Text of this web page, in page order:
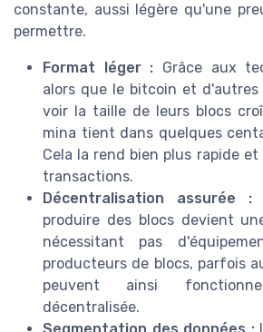
constante, aussi légère qu'une
permettre.
Format léger : Grâce aux
alors que le bitcoin et d'autres
voir la taille de leurs blocs
mina tient dans quelques
Cela la rend bien plus rapide
transactions.
Décentralisation assurée :
produire des blocs devient
nécessitant pas
producteurs de blocs, parfois
peuvent ainsi
décentralisée.